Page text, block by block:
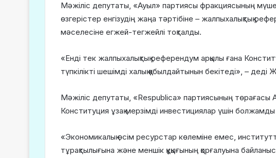
Мәжіліс депутаты, «Ауыл» партиясы фракциясының
өзгерістер енгізудің жаңа тәртібіне – жалпыхалықтық
мәселесіне егжей-тегжейлі тоқталды.
«Енді тек жалпыхалықтық референдум арқылы ғана
түпкілікті шешімді халық қабылдайтынын бекітеді», –
Мәжіліс депутаты, «Respublica» партиясының
Конституция ұзақ мерзімді инвестициялар үшін
«Экономикалық өсім ресурстар көлеміне емес,
тұрақтылығына және меншік құқығының қорғалуына